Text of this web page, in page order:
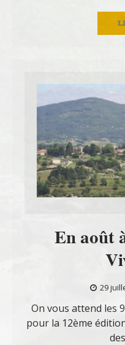
En août
29
On vous attend les
pour la 12ème